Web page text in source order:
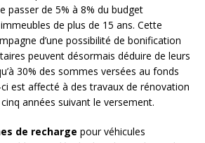
passer de 5% à 8% du budget
de plus de 15 ans. Cette
d’une possibilité de bonification
peuvent désormais déduire de leurs
30% des sommes versées au fonds
est affecté à des travaux de rénovation
années suivant le versement.
de recharge pour véhicules